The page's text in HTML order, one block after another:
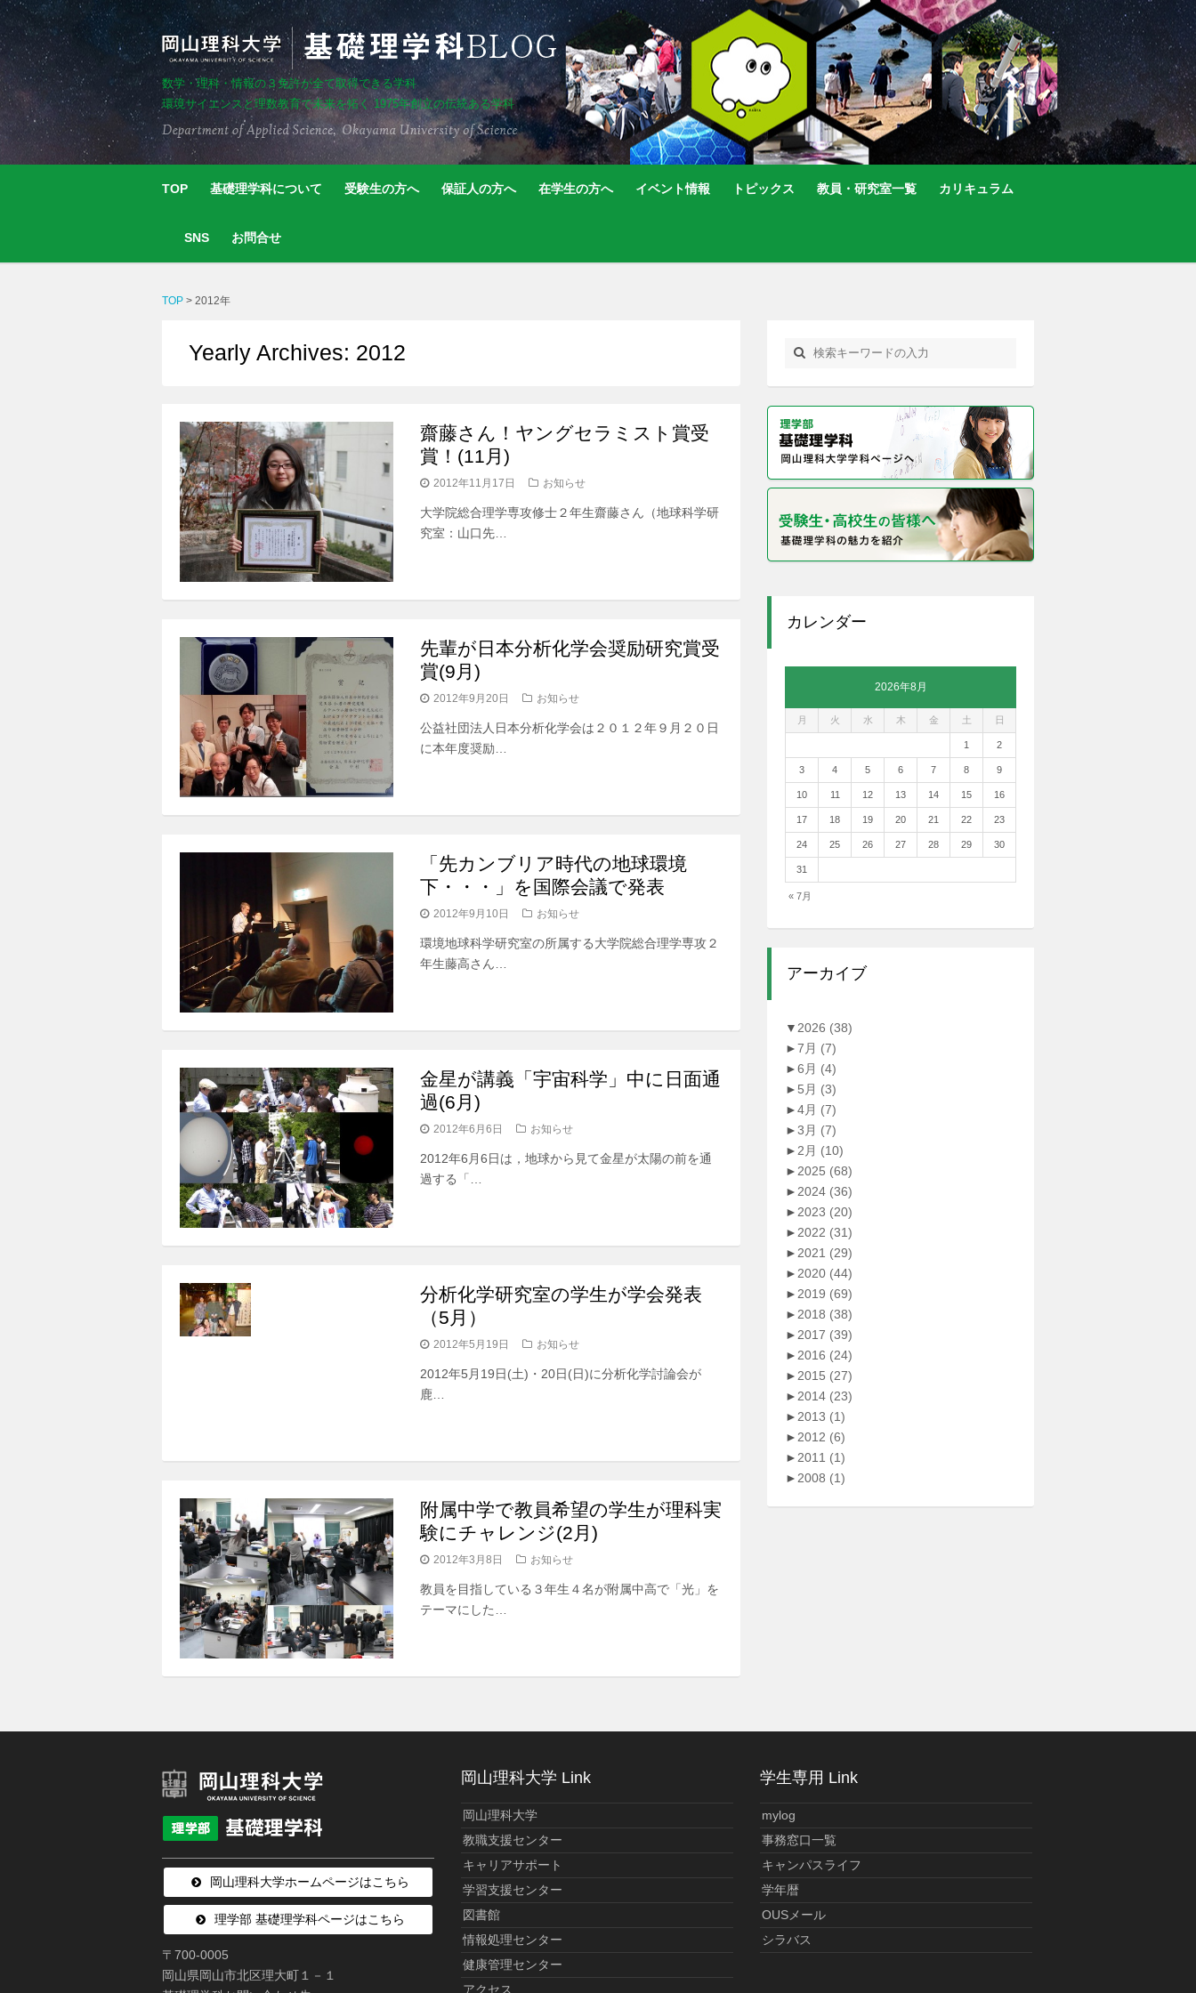
数学・理科・情報の３免許が全て取得できる学科
環境サイエンスと理数教育で未来を拓く 1975年創立の伝統ある学科
TOP 基礎理学科について 受験生の方へ 保証人の方へ 在学生の方へ イベント情報 トピックス 教員・研究室一覧 カリキュラム
SNS お問合せ
TOP > 2012年
Yearly Archives: 2012
齋藤さん！ヤングセラミスト賞受
賞！(11月)
2012年11月17日 お知らせ
大学院総合理学専攻修士２年生齋藤さん（地球科学研
究室：山口先…
先輩が日本分析化学会奨励研究賞受
賞(9月)
2012年9月20日 お知らせ
公益社団法人日本分析化学会は２０１２年９月２０日
に本年度奨励…
「先カンブリア時代の地球環境
下・・・」を国際会議で発表
2012年9月10日 お知らせ
環境地球科学研究室の所属する大学院総合理学専攻２
年生藤高さん…
金星が講義「宇宙科学」中に日面通
過(6月)
2012年6月6日 お知らせ
2012年6月6日は，地球から見て金星が太陽の前を通
過する「…
分析化学研究室の学生が学会発表
（5月）
2012年5月19日 お知らせ
2012年5月19日(土)・20日(日)に分析化学討論会が
鹿…
附属中学で教員希望の学生が理科実
験にチャレンジ(2月)
2012年3月8日 お知らせ
教員を目指している３年生４名が附属中高で「光」を
テーマにした…
カレンダー
2026年8月
月 火 水 木 金 土 日
« 7月
1 2
3 4 5 6 7 8 9
10 11 12 13 14 15 16
17 18 19 20 21 22 23
24 25 26 27 28 29 30
31
アーカイブ
▼ 2026 (38)
►7月 (7)
►6月 (4)
► 5月 (3)
►4月 (7)
►3月 (7)
► 2月 (10)
► 2025 (68)
► 2024 (36)
► 2023 (20)
► 2022 (31)
► 2021 (29)
► 2020 (44)
► 2019 (69)
► 2018 (38)
► 2017 (39)
► 2016 (24)
► 2015 (27)
► 2014 (23)
► 2013 (1)
► 2012 (6)
► 2011 (1)
► 2008 (1)
岡山理科大学ホームページはこちら
理学部 基礎理学科ページはこちら
〒700-0005
岡山県岡山市北区理大町１－１
岡山理科大学 Link
岡山理科大学
教職支援センター
キャリアサポート
学習支援センター
図書館
情報処理センター
健康管理センター
アクセス
学生専用 Link
mylog
事務窓口一覧
キャンパスライフ
学年暦
OUSメール
シラバス